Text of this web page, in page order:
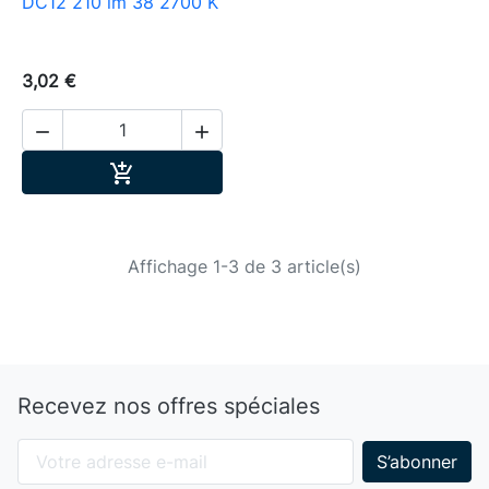
3,02 €
 

Affichage 1-3 de 3 article(s)
Recevez nos offres spéciales